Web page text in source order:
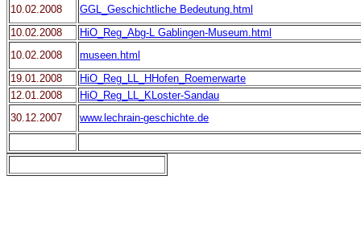
10.02.2008
GGL_Geschichtliche Bedeutung.html
10.02.2008
HiO_Reg_Abg-L Gablingen-Museum.html
10.02.2008
museen.html
19.01.2008
HiO_Reg_LL_HHofen_Roemerwarte
12.01.2008
HiO_Reg_LL_KLoster-Sandau
30.12.2007
www.lechrain-geschichte.de